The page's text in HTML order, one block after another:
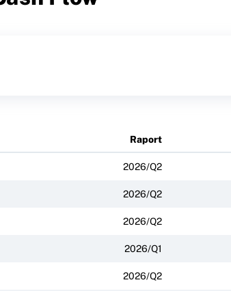
Raport
2026/Q2
2026/Q2
2026/Q2
2026/Q1
2026/Q2